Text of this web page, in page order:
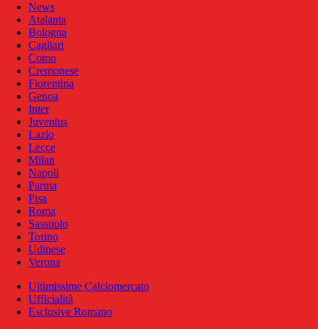
News
Atalanta
Bologna
Cagliari
Como
Cremonese
Fiorentina
Genoa
Inter
Juventus
Lazio
Lecce
Milan
Napoli
Parma
Pisa
Roma
Sassuolo
Torino
Udinese
Verona
Ultimissime Calciomercato
Ufficialità
Esclusive Romano